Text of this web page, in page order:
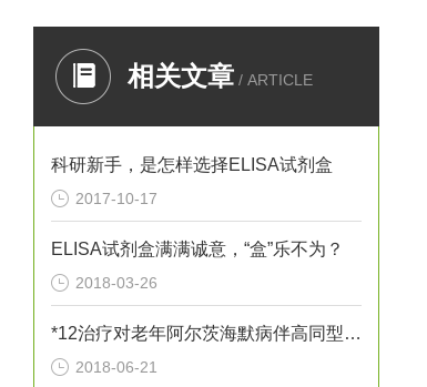
相关文章 / ARTICLE
科研新手，是怎样选择ELISA试剂盒
2017-10-17
ELISA试剂盒满满诚意，“盒”乐不为？
2018-03-26
*12治疗对老年阿尔茨海默病伴高同型半胱胺酸血症患者血清炎性因子
2018-06-21